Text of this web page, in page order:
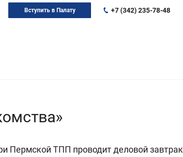
+7 (342) 235-78-48
Вступить в Палату
Пермской ТПП проводит деловой завтрак